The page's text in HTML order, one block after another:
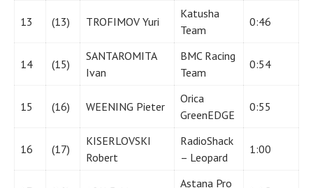
13 (13) TROFIMOV Yuri
Katusha
Team
0:46
14 (15)
SANTAROMITA
Ivan
BMC Racing
Team
0:54
15 (16) WEENING Pieter
Orica
GreenEDGE
0:55
16 (17)
KISERLOVSKI
Robert
RadioShack
– Leopard
1:00
Astana Pro